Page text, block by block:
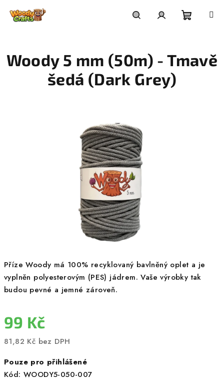
košík
Příze Woody má 100% recyklovaný bavlněný oplet a je
vyplněn polyesterovým (PES) jádrem. Vaše výrobky tak
budou pevné a jemné zároveň.
99 Kč
81,82 Kč bez DPH
cena:
Pouze pro přihlášené
Kód: WOODY5-050-007
Woody 5 mm (50m) - Tmavě
šedá (Dark Grey)